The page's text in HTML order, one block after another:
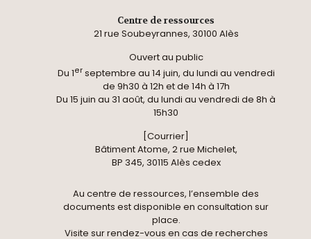
Centre de ressources
21 rue Soubeyrannes, 30100 Alès
Ouvert au public
Du 1erseptembre au 14 juin, du lundi au vendredi
de 9h30 à 12h et de 14h à 17h
Du 15 juin au 31 août, du lundi au vendredi de 8h à
15h30
[Courrier]
Bâtiment Atome, 2 rue Michelet,
BP 345, 30115 Alès cedex
Au centre de ressources, l’ensemble des
documents est disponible en consultation sur
place.
Visite sur rendez-vous en cas de recherches